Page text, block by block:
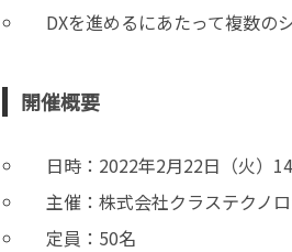
DXを進めるにあたって複数の
開催概要
日時：2022年2月22日（火）
主催：株式会社クラステクノ
定員：50名